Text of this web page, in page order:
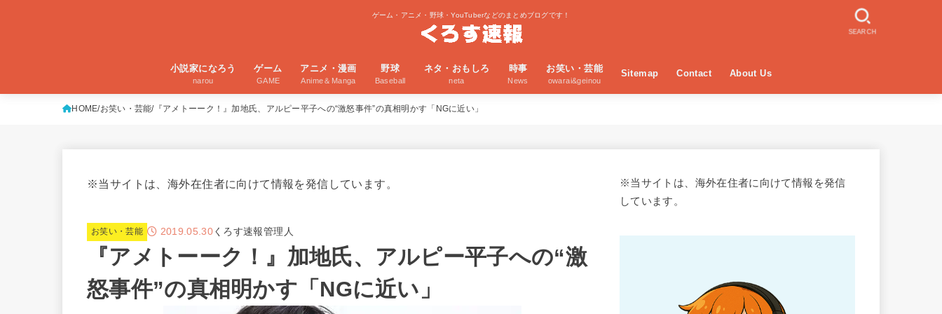
ゲーム・アニメ・野球・YouTuberなどのまとめブログです！
小説家になろう
narou
ゲーム
GAME
アニメ・漫画
Anime＆Manga
野球
Baseball
ネタ・おもしろ
neta
時事
News
お笑い・芸能
owarai&geinou
Sitemap Contact About Us
SEARCH
HOME お笑い・芸能 『アメトーーク！』加地氏、アルピー平子への“激怒事件”の真相明かす「NGに近い」
※当サイトは、海外在住者に向けて情報を発信しています。
お笑い・芸能 2019.05.30くろす速報管理人
『アメトーーク！』加地氏、アルピー平子への“激
怒事件”の真相明かす「NGに近い」
※当サイトは、海外在住者に向けて情報を発信
しています。